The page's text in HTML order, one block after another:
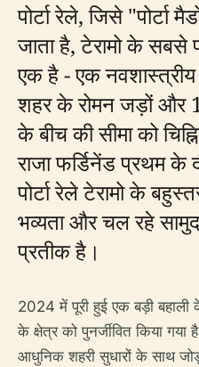
पोर्टा रेले, जिसे "पोर्टा
जाता है, टेरामो के सबसे
एक है - एक नवशास्त्रीय
शहर के रोमन जड़ों और
के बीच की सीमा को
राजा फर्डिनेंड प्रथम के
पोर्टा रेले टेरामो के
भव्यता और चल रहे
प्रतीक है।
2024 में पूरी हुई एक बड़ी
के क्षेत्र को पुनर्जीवित किया
आधुनिक शहरी सुधारों के साथ